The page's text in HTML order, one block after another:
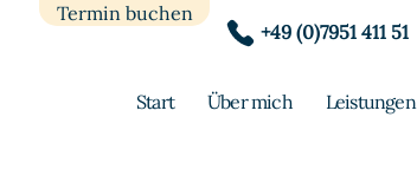
Termin buchen
Start Über mich Leistungen
+49 (0)7951 411 51